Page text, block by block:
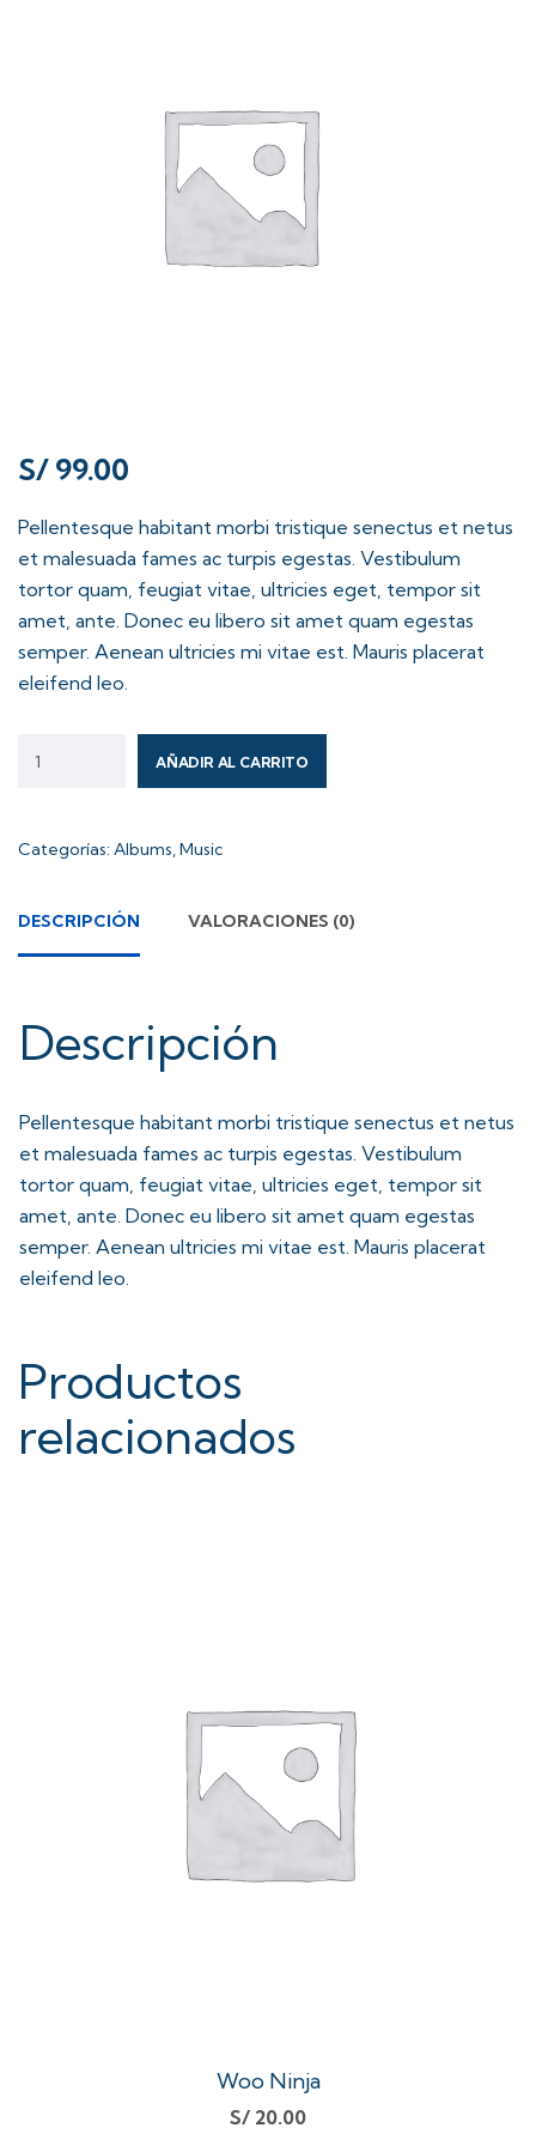
S/ 99.00
Pellentesque habitant morbi tristique senectus et netus
et malesuada fames ac turpis egestas. Vestibulum
tortor quam, feugiat vitae, ultricies eget, tempor sit
amet, ante. Donec eu libero sit amet quam egestas
semper. Aenean ultricies mi vitae est. Mauris placerat
eleifend leo.
AÑADIR AL CARRITO
Categorías:Albums,Music
DESCRIPCIÓN VALORACIONES (0)
Descripción
Pellentesque habitant morbi tristique senectus et netus
et malesuada fames ac turpis egestas. Vestibulum
tortor quam, feugiat vitae, ultricies eget, tempor sit
amet, ante. Donec eu libero sit amet quam egestas
semper. Aenean ultricies mi vitae est. Mauris placerat
eleifend leo.
Productos
relacionados
Woo Ninja
S/ 20.00